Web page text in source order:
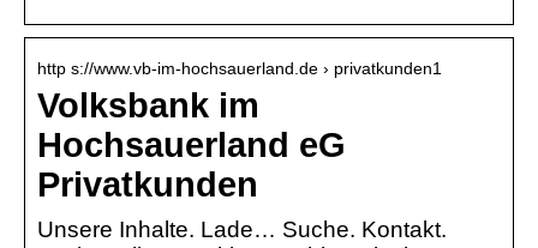
http s://www.vb-im-hochsauerland.de › privatkunden1
Volksbank im
Hochsauerland eG
Privatkunden
Unsere Inhalte. Lade… Suche. Kontakt.